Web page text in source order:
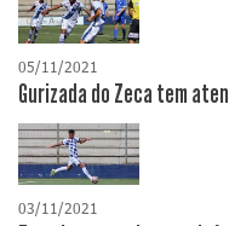
05/11/2021
Gurizada do Zeca tem
03/11/2021